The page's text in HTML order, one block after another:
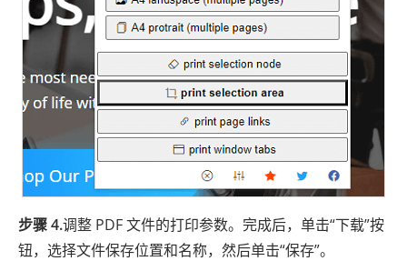
步骤 4.调整 PDF 文件的打印参数。完成后，单击“下载”按
钮，选择文件保存位置和名称，然后单击“保存”。